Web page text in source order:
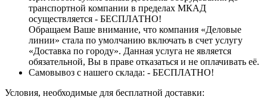
транспортной компании в пределах МКАД
осуществляется - БЕСПЛАТНО!
Обращаем Ваше внимание, что компания «Деловые
линии» стала по умолчанию включать в счет услугу
«Доставка по городу». Данная услуга не является
обязательной, Вы в праве отказаться и не оплачивать её.
Самовывоз с нашего склада: - БЕСПЛАТНО!
Условия, необходимые для бесплатной доставки: